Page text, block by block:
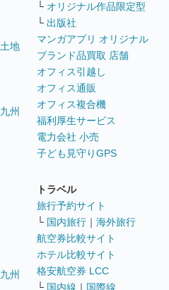
土地
九州
九州
└ オリジナル作品限定型
└ 出版社
マンガアプリ オリジナル
ブランド品買取 店舗
オフィス引越し
オフィス通販
オフィス複合機
福利厚生サービス
電力会社 小売
子ども見守りGPS
トラベル
旅行予約サイト
└ 国内旅行 ｜ 海外旅行
航空券比較サイト
ホテル比較サイト
格安航空券 LCC
└ 国内線 ｜ 国際線